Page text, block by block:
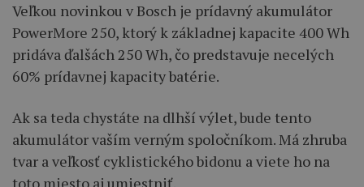
Veľkou novinkou v Bosch je prídavný akumulátor
PowerMore 250, ktorý k základnej kapacite 400 Wh
pridáva ďalšách 250 Wh, čo predstavuje necelých
60% prídavnej kapacity batérie.
Ak sa teda chystáte na dlhší výlet, bude tento
akumulátor vaším verným spoločníkom. Má zhruba
tvar a veľkosť cyklistického bidonu a viete ho na